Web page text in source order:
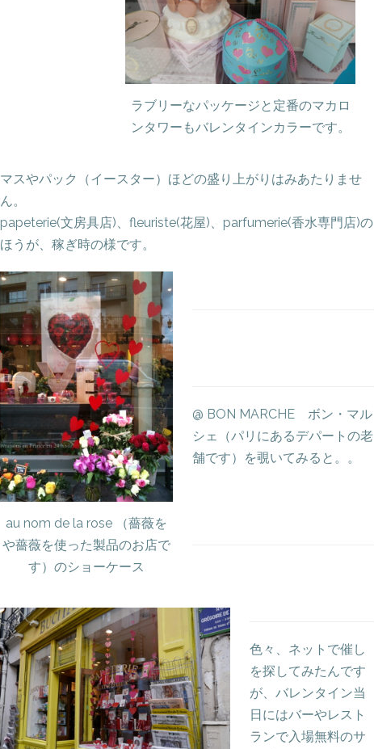
ラブリーなパッケージと定番のマカロ
ンタワーもバレンタインカラーです。
マスやパック（イースター）ほどの盛り上がりはみあたりませ
ん。
papeterie(文房具店)、fleuriste(花屋)、parfumerie(香水専門店)の
ほうが、稼ぎ時の様です。
au nom de la rose （薔薇を
や薔薇を使った製品のお店で
す）のショーケース
@ BON MARCHE ボン・マル
シェ（パリにあるデパートの老
舗です）を覗いてみると。。
色々、ネットで催し
を探してみたんです
が、バレンタイン当
日にはバーやレスト
ランで入場無料のサ